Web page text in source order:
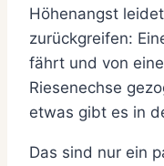
Höhenangst
zurückgreifen:
fährt und von
Riesenechse
etwas gibt es in
Das sind nur ein